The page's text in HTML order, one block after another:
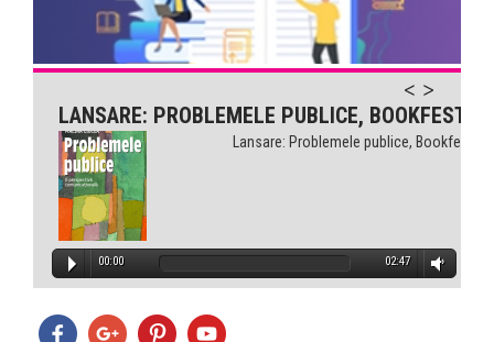
LANSARE: PROBLEMELE PUBLICE, BOOKFEST
Lansare: Problemele publice, Bookfest
00:00 02:47